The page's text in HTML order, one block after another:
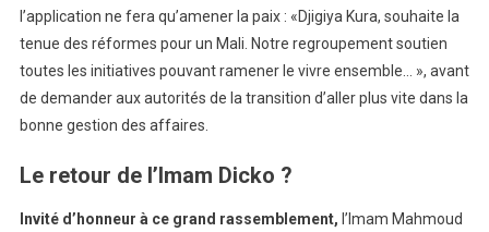
l’application ne fera qu’amener la paix : «Djigiya Kura, souhaite la
tenue des réformes pour un Mali. Notre regroupement soutien
toutes les initiatives pouvant ramener le vivre ensemble… », avant
de demander aux autorités de la transition d’aller plus vite dans la
bonne gestion des affaires.
Le retour de l’Imam Dicko ?
Invité d’honneur à ce grand rassemblement, l’Imam Mahmoud